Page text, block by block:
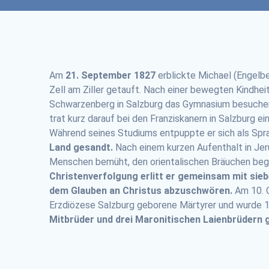
Am 21. September 1827 erblickte Michael
Zell am Ziller getauft. Nach einer bewegten
Schwarzenberg in Salzburg das Gymnasium
trat kurz darauf bei den Franziskanern in Salzburg
Während seines Studiums entpuppte er sich als
Land gesandt. Nach einem kurzen Aufenthalt in
Menschen bemüht, den orientalischen Bräuchen
Christenverfolgung erlitt er gemeinsam mit
dem Glauben an Christus abzuschwören. Am 10.
Erzdiözese Salzburg geborene Märtyrer und
Mitbrüder und drei Maronitischen